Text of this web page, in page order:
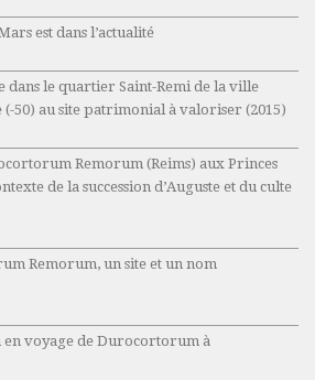
est dans l’actualité
dans le quartier Saint-Remi de la ville
50) au site patrimonial à valoriser (2015)
Remorum (Reims) aux Princes
de la succession d’Auguste et du culte
Remorum, un site et un nom
en voyage de Durocortorum à